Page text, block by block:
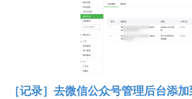
［记录］去微信公众号管理后台添